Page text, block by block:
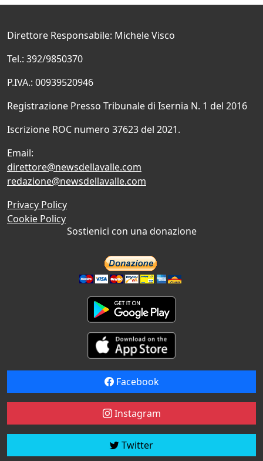
Direttore Responsabile: Michele Visco
Tel.: 392/9850370
P.IVA.: 00939520946
Registrazione Presso Tribunale di Isernia N. 1 del 2016
Iscrizione ROC numero 37623 del 2021.
Email:
direttore@newsdellavalle.com
redazione@newsdellavalle.com
Privacy Policy
Cookie Policy
Sostienici con una donazione
Facebook
Instagram
Twitter